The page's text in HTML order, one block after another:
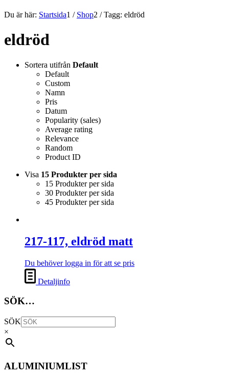
Du är här: Startsida1 / Shop2 / Tagg: eldröd
eldröd
Sortera utifrån Default
Default
Custom
Namn
Pris
Datum
Popularity (sales)
Average rating
Relevance
Random
Product ID
Visa 15 Produkter per sida
15 Produkter per sida
30 Produkter per sida
45 Produkter per sida
217-117, eldröd matt
Du behöver logga in för att se pris
Detaljinfo
SÖK…
SÖK
×
ALUMINIUMLIST